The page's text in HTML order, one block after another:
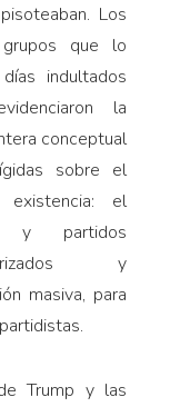
Los
que lo
indultados
la
conceptual
sobre el
el
y partidos
y
masiva, para
Trump y las